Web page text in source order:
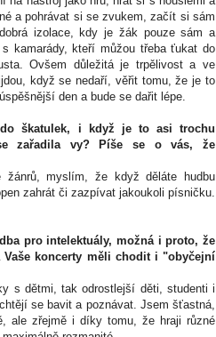
a pohrávat si se zvukem, začít si sám
izolace, kdy je žák pouze sám a
kamarády, kteří můžou třeba ťukat do
Ovšem důležitá je trpělivost a ve
když se nedaří, věřit tomu, že je to
den a bude se dařit lépe.
škatulek, i když je to asi trochu
zařadila vy? Píše se o vás, že
žánrů, myslím, že když děláte hudbu
zahrát či zazpívat jakoukoli písničku.
pro intelektuály, možná i proto, že
koncerty měli chodit i "obyčejní
s dětmi, tak odrostlejší děti, studenti i
se bavit a poznávat. Jsem šťastná,
ale zřejmě i díky tomu, že hraji různé